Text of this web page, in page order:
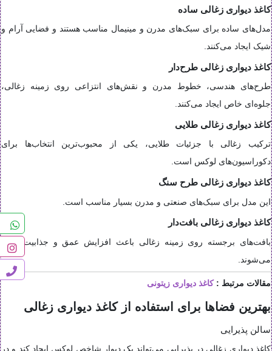
کاغذ دیواری زغالی ساده
مدل‌های ساده برای سبک‌های مدرن و مینیمال مناسب هستند و فضایی آرام و
شیک ایجاد می‌کنند.
کاغذ دیواری زغالی طرح‌دار
طرح‌های هندسی، خطوط مدرن و نقش‌های انتزاعی روی زمینه زغالی،
جلوه‌ای خاص ایجاد می‌کنند.
کاغذ دیواری زغالی طلایی
ترکیب زغالی با جزئیات طلایی، یکی از محبوب‌ترین انتخاب‌ها برای
دکوراسیون‌های لوکس است.
کاغذ دیواری زغالی طرح سنگ
این مدل برای سبک‌های صنعتی و مدرن بسیار مناسب است.
کاغذ دیواری زغالی بافت‌دار
بافت‌های برجسته روی زمینه زغالی باعث افزایش عمق و جذابیت دیوار
می‌شوند.
مقالات مرتبط :کاغذ دیواری زیتونی
بهترین فضاها برای استفاده از کاغذ دیواری زغالی
سالن پذیرایی
کاغذ دیواری زغالی در پذیرایی می‌تواند یک دیوار شاخص لوکس ایجاد کند و در